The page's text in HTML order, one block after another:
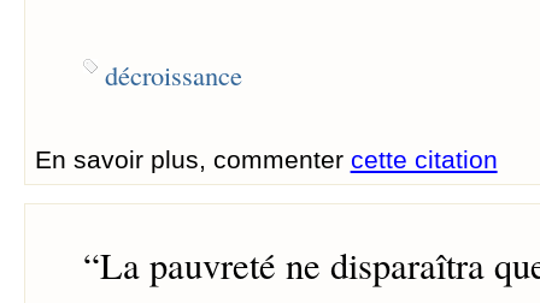
décroissance
En savoir plus, commenter cette citation
“La pauvreté ne disparaîtra